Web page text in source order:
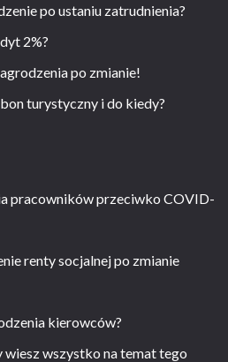
po ustaniu zatrudnienia?
2%?
po zmianie!
turystyczny i do kiedy?
pracowników przeciwko COVID-
renty socjalnej po zmianie
kierowców?
wiesz wszystko na temat tego